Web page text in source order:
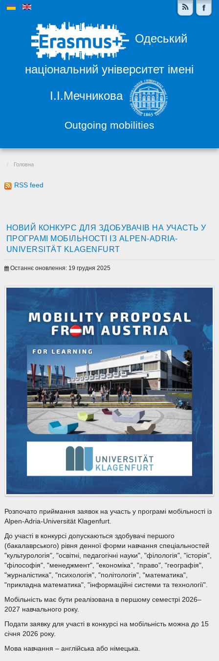
Одеський
національний університет імені
І.І.Мечникова
Outgoing mobilities
Головна
RSS feed
НОВИЙ КОНКУРС ДЛЯ ЗДОБУВАЧІВ НА УЧАСТЬ У
ПРОГРАМІ МОБІЛЬНОСТІ ІЗ ALPEN-ADRIA-
UNIVERSITÄT KLAGENFURT
Останнє оновлення: 19 грудня 2025
Розпочато приймання заявок на участь у програмі мобільності із
Alpen-Adria-Universität Klagenfurt.
До участі в конкурсі допускаються здобувачі першого
(бакалаврського) рівня денної форми навчання спеціальностей
"культурологія", "освітні, педагогічні науки", "філологія", "історія",
"філософія", "менеджмент", "економіка", "право", "географія",
"журналістика", "психологія", "політологія", "математика",
"прикладна математика", "інформаційні системи та технології".
Мобільність має бути реалізована в першому семестрі 2026–
2027 навчального року.
Подати заявку для участі в конкурсі на мобільність можна до 15
січня 2026 року.
Мова навчання – англійська або німецька.